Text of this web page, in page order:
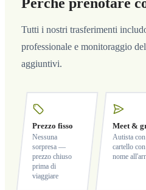
Perché prenotare
Tutti i nostri trasferimenti
professionale e monitoraggio
aggiuntivi.
Prezzo fisso
Nessuna
sorpresa —
prezzo chiuso
prima di
viaggiare
Meet &
Autista con
cartello
nome